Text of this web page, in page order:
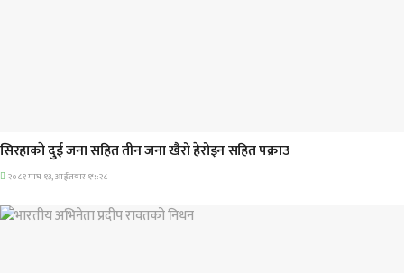
सिरहाकाे दुई जना सहित तीन जना खैरो हेरोइन सहित पक्राउ
२०८१ माघ १३, आईतवार १५:२८